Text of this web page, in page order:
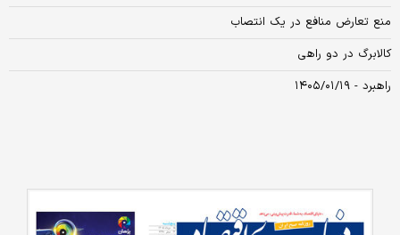
منع تعارض منافع در یک انتصاب
کالابرگ در دو راهی
راهبرد - ۱۴۰۵/۰۱/۱۹